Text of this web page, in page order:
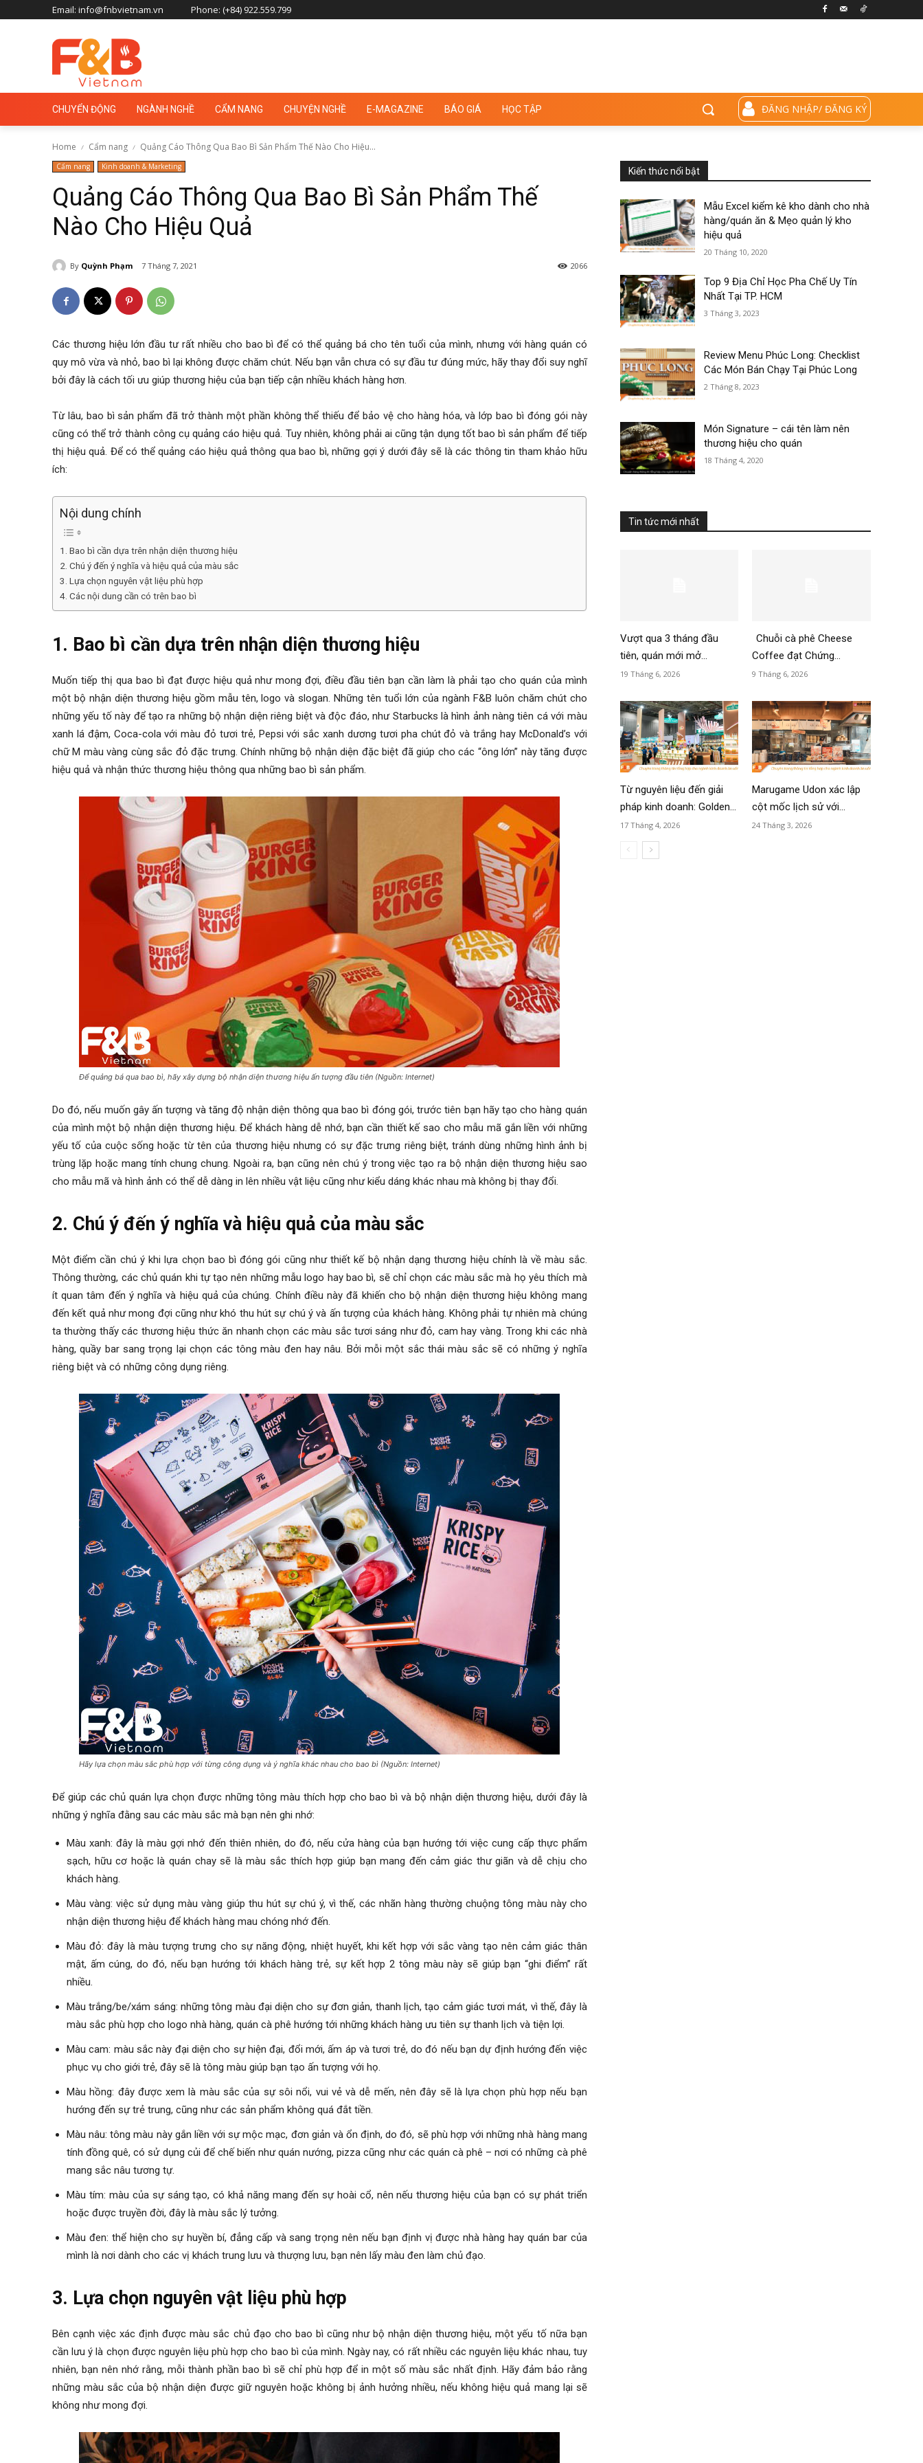
Email: info@fnbvietnam.vn Phone: (+84) 922.559.799
CHUYỂN ĐỘNG NGÀNH NGHỀ CẨM NANG CHUYỆN NGHỀ E-MAGAZINE BÁO GIÁ HỌC TẬP ĐĂNG NHẬP/ ĐĂNG KÝ
Home Cẩm nang Quảng Cáo Thông Qua Bao Bì Sản Phẩm Thế Nào Cho Hiệu...
Cẩm nang Kinh doanh & Marketing
Quảng Cáo Thông Qua Bao Bì Sản Phẩm Thế
Nào Cho Hiệu Quả
By Quỳnh Phạm 7 Tháng 7, 2021 2066
Các thương hiệu lớn đầu tư rất nhiều cho bao bì để có thể quảng bá cho tên tuổi của mình, nhưng với hàng quán có
quy mô vừa và nhỏ, bao bì lại không được chăm chút. Nếu bạn vẫn chưa có sự đầu tư đúng mức, hãy thay đổi suy nghĩ
bởi đây là cách tối ưu giúp thương hiệu của bạn tiếp cận nhiều khách hàng hơn.
Từ lâu, bao bì sản phẩm đã trở thành một phần không thể thiếu để bảo vệ cho hàng hóa, và lớp bao bì đóng gói này
cũng có thể trở thành công cụ quảng cáo hiệu quả. Tuy nhiên, không phải ai cũng tận dụng tốt bao bì sản phẩm để tiếp
thị hiệu quả. Để có thể quảng cáo hiệu quả thông qua bao bì, những gợi ý dưới đây sẽ là các thông tin tham khảo hữu
ích:
Nội dung chính
1. Bao bì cần dựa trên nhận diện thương hiệu
2. Chú ý đến ý nghĩa và hiệu quả của màu sắc
3. Lựa chọn nguyên vật liệu phù hợp
4. Các nội dung cần có trên bao bì
1. Bao bì cần dựa trên nhận diện thương hiệu
Muốn tiếp thị qua bao bì đạt được hiệu quả như mong đợi, điều đầu tiên bạn cần làm là phải tạo cho quán của mình
một bộ nhận diện thương hiệu gồm mẫu tên, logo và slogan. Những tên tuổi lớn của ngành F&B luôn chăm chút cho
những yếu tố này để tạo ra những bộ nhận diện riêng biệt và độc đáo, như Starbucks là hình ảnh nàng tiên cá với màu
xanh lá đậm, Coca-cola với màu đỏ tươi trẻ, Pepsi với sắc xanh dương tươi pha chút đỏ và trắng hay McDonald’s với
chữ M màu vàng cùng sắc đỏ đặc trưng. Chính những bộ nhận diện đặc biệt đã giúp cho các “ông lớn” này tăng được
hiệu quả và nhận thức thương hiệu thông qua những bao bì sản phẩm.
Để quảng bá qua bao bì, hãy xây dựng bộ nhận diện thương hiệu ấn tượng đầu tiên (Nguồn: Internet)
Do đó, nếu muốn gây ấn tượng và tăng độ nhận diện thông qua bao bì đóng gói, trước tiên bạn hãy tạo cho hàng quán
của mình một bộ nhận diện thương hiệu. Để khách hàng dễ nhớ, bạn cần thiết kế sao cho mẫu mã gắn liền với những
yếu tố của cuộc sống hoặc từ tên của thương hiệu nhưng có sự đặc trưng riêng biệt, tránh dùng những hình ảnh bị
trùng lặp hoặc mang tính chung chung. Ngoài ra, bạn cũng nên chú ý trong việc tạo ra bộ nhận diện thương hiệu sao
cho mẫu mã và hình ảnh có thể dễ dàng in lên nhiều vật liệu cũng như kiểu dáng khác nhau mà không bị thay đổi.
2. Chú ý đến ý nghĩa và hiệu quả của màu sắc
Một điểm cần chú ý khi lựa chọn bao bì đóng gói cũng như thiết kế bộ nhận dạng thương hiệu chính là về màu sắc.
Thông thường, các chủ quán khi tự tạo nên những mẫu logo hay bao bì, sẽ chỉ chọn các màu sắc mà họ yêu thích mà
ít quan tâm đến ý nghĩa và hiệu quả của chúng. Chính điều này đã khiến cho bộ nhận diện thương hiệu không mang
đến kết quả như mong đợi cũng như khó thu hút sự chú ý và ấn tượng của khách hàng. Không phải tự nhiên mà chúng
ta thường thấy các thương hiệu thức ăn nhanh chọn các màu sắc tươi sáng như đỏ, cam hay vàng. Trong khi các nhà
hàng, quầy bar sang trọng lại chọn các tông màu đen hay nâu. Bởi mỗi một sắc thái màu sắc sẽ có những ý nghĩa
riêng biệt và có những công dụng riêng.
Hãy lựa chọn màu sắc phù hợp với từng công dụng và ý nghĩa khác nhau cho bao bì (Nguồn: Internet)
Để giúp các chủ quán lựa chọn được những tông màu thích hợp cho bao bì và bộ nhận diện thương hiệu, dưới đây là
những ý nghĩa đằng sau các màu sắc mà bạn nên ghi nhớ:
Màu xanh: đây là màu gợi nhớ đến thiên nhiên, do đó, nếu cửa hàng của bạn hướng tới việc cung cấp thực phẩm
sạch, hữu cơ hoặc là quán chay sẽ là màu sắc thích hợp giúp bạn mang đến cảm giác thư giãn và dễ chịu cho
khách hàng.
Màu vàng: việc sử dụng màu vàng giúp thu hút sự chú ý, vì thế, các nhãn hàng thường chuộng tông màu này cho
nhận diện thương hiệu để khách hàng mau chóng nhớ đến.
Màu đỏ: đây là màu tượng trưng cho sự năng động, nhiệt huyết, khi kết hợp với sắc vàng tạo nên cảm giác thân
mật, ấm cúng, do đó, nếu bạn hướng tới khách hàng trẻ, sự kết hợp 2 tông màu này sẽ giúp bạn “ghi điểm” rất
nhiều.
Màu trắng/be/xám sáng: những tông màu đại diện cho sự đơn giản, thanh lịch, tạo cảm giác tươi mát, vì thế, đây là
màu sắc phù hợp cho logo nhà hàng, quán cà phê hướng tới những khách hàng ưu tiên sự thanh lịch và tiện lợi.
Màu cam: màu sắc này đại diện cho sự hiện đại, đổi mới, ấm áp và tươi trẻ, do đó nếu bạn dự định hướng đến việc
phục vụ cho giới trẻ, đây sẽ là tông màu giúp bạn tạo ấn tượng với họ.
Màu hồng: đây được xem là màu sắc của sự sôi nổi, vui vẻ và dễ mến, nên đây sẽ là lựa chọn phù hợp nếu bạn
hướng đến sự trẻ trung, cũng như các sản phẩm không quá đắt tiền.
Màu nâu: tông màu này gắn liền với sự mộc mạc, đơn giản và ổn định, do đó, sẽ phù hợp với những nhà hàng mang
tính đồng quê, có sử dụng củi để chế biến như quán nướng, pizza cũng như các quán cà phê – nơi có những cà phê
mang sắc nâu tương tự.
Màu tím: màu của sự sáng tạo, có khả năng mang đến sự hoài cổ, nên nếu thương hiệu của bạn có sự phát triển
hoặc được truyền đời, đây là màu sắc lý tưởng.
Màu đen: thể hiện cho sự huyền bí, đẳng cấp và sang trọng nên nếu bạn định vị được nhà hàng hay quán bar của
mình là nơi dành cho các vị khách trung lưu và thượng lưu, bạn nên lấy màu đen làm chủ đạo.
3. Lựa chọn nguyên vật liệu phù hợp
Bên cạnh việc xác định được màu sắc chủ đạo cho bao bì cũng như bộ nhận diện thương hiệu, một yếu tố nữa bạn
cần lưu ý là chọn được nguyên liệu phù hợp cho bao bì của mình. Ngày nay, có rất nhiều các nguyên liệu khác nhau, tuy
nhiên, bạn nên nhớ rằng, mỗi thành phần bao bì sẽ chỉ phù hợp để in một số màu sắc nhất định. Hãy đảm bảo rằng
những màu sắc của bộ nhận diện được giữ nguyên hoặc không bị ảnh hưởng nhiều, nếu không hiệu quả mang lại sẽ
không như mong đợi.
Kiến thức nổi bật
Mẫu Excel kiểm kê kho dành cho nhà
hàng/quán ăn & Mẹo quản lý kho
hiệu quả
20 Tháng 10, 2020
Top 9 Địa Chỉ Học Pha Chế Uy Tín
Nhất Tại TP. HCM
3 Tháng 3, 2023
Review Menu Phúc Long: Checklist
Các Món Bán Chạy Tại Phúc Long
2 Tháng 8, 2023
Món Signature – cái tên làm nên
thương hiệu cho quán
18 Tháng 4, 2020
Tin tức mới nhất
Vượt qua 3 tháng đầu
tiên, quán mới mở...
19 Tháng 6, 2026
Chuỗi cà phê Cheese
Coffee đạt Chứng...
9 Tháng 6, 2026
Từ nguyên liệu đến giải
pháp kinh doanh: Golden...
17 Tháng 4, 2026
Marugame Udon xác lập
cột mốc lịch sử với...
24 Tháng 3, 2026